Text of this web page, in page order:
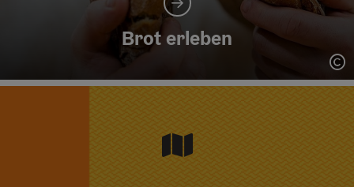
Brot erleben